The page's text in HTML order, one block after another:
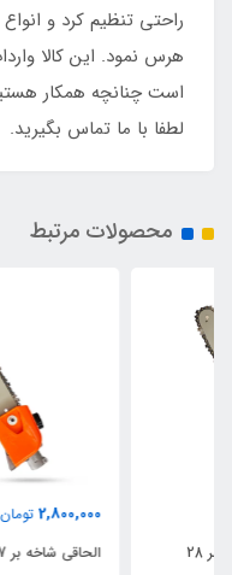
راحتی تنظیم کرد و
هرس نمود. این کالا
است چنانچه همکار
لطفا با ما تماس بگیرید.
محصولات مرتبط
تومان
الحاقی شاخه بر 7 خار قطر 28